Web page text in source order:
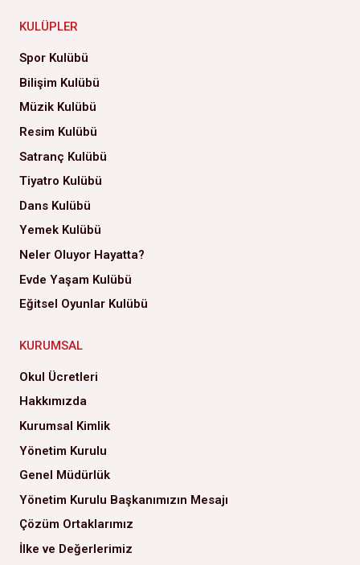
KULÜPLER
Spor Kulübü
Bilişim Kulübü
Müzik Kulübü
Resim Kulübü
Satranç Kulübü
Tiyatro Kulübü
Dans Kulübü
Yemek Kulübü
Neler Oluyor Hayatta?
Evde Yaşam Kulübü
Eğitsel Oyunlar Kulübü
KURUMSAL
Okul Ücretleri
Hakkımızda
Kurumsal Kimlik
Yönetim Kurulu
Genel Müdürlük
Yönetim Kurulu Başkanımızın Mesajı
Çözüm Ortaklarımız
İlke ve Değerlerimiz